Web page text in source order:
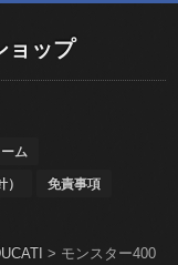
ップ
ム
免責事項
> モンスター400